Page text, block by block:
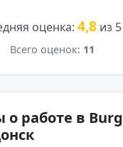
оценка: 4,8 из 5
Всего оценок: 11
работе в